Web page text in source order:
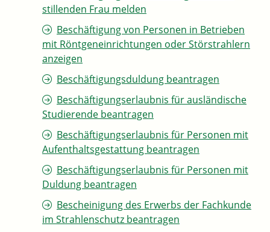
stillenden Frau melden
Beschäftigung von Personen in Betrieben
mit Röntgeneinrichtungen oder Störstrahlern
anzeigen
Beschäftigungsduldung beantragen
Beschäftigungserlaubnis für ausländische
Studierende beantragen
Beschäftigungserlaubnis für Personen mit
Aufenthaltsgestattung beantragen
Beschäftigungserlaubnis für Personen mit
Duldung beantragen
Bescheinigung des Erwerbs der Fachkunde
im Strahlenschutz beantragen